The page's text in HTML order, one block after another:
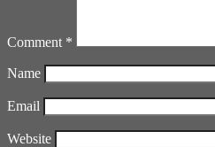
Comment *
Name
Email
Website